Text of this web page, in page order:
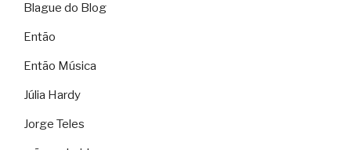
Blague do Blog
Então
Então Música
Júlia Hardy
Jorge Teles